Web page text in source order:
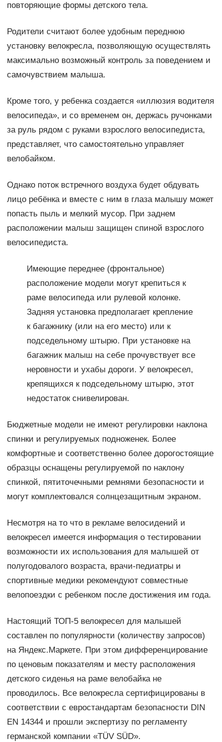
повторяющие формы детского тела.
Родители считают более удобным переднюю
установку велокресла, позволяющую осуществлять
максимально возможный контроль за поведением и
самочувствием малыша.
Кроме того, у ребенка создается «иллюзия водителя
велосипеда», и со временем он, держась ручонками
за руль рядом с руками взрослого велосипедиста,
представляет, что самостоятельно управляет
велобайком.
Однако поток встречного воздуха будет обдувать
лицо ребёнка и вместе с ним в глаза малышу может
попасть пыль и мелкий мусор. При заднем
расположении малыш защищен спиной взрослого
велосипедиста.
Имеющие переднее (фронтальное)
расположение модели могут крепиться к
раме велосипеда или рулевой колонке.
Задняя установка предполагает крепление
к багажнику (или на его место) или к
подседельному штырю. При установке на
багажник малыш на себе прочувствует все
неровности и ухабы дороги. У велокресел,
крепящихся к подседельному штырю, этот
недостаток снивелирован.
Бюджетные модели не имеют регулировки наклона
спинки и регулируемых подноженек. Более
комфортные и соответственно более дорогостоящие
образцы оснащены регулируемой по наклону
спинкой, пятиточечными ремнями безопасности и
могут комплектовался солнцезащитным экраном.
Несмотря на то что в рекламе велосидений и
велокресел имеется информация о тестировании
возможности их использования для малышей от
полугодовалого возраста, врачи-педиатры и
спортивные медики рекомендуют совместные
велопоездки с ребенком после достижения им года.
Настоящий ТОП-5 велокресел для малышей
составлен по популярности (количеству запросов)
на Яндекс.Маркете. При этом дифференцирование
по ценовым показателям и месту расположения
детского сиденья на раме велобайка не
проводилось. Все велокресла сертифицированы в
соответствии с евростандартам безопасности DIN
EN 14344 и прошли экспертизу по регламенту
германской компании «TÜV SÜD».